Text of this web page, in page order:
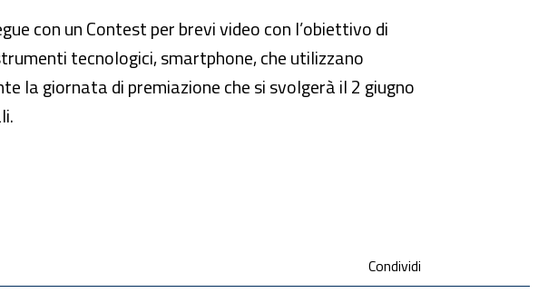
con un Contest per brevi video con l’obiettivo di
tecnologici, smartphone, che utilizzano
la giornata di premiazione che si svolgerà il 2 giugno
Condividi